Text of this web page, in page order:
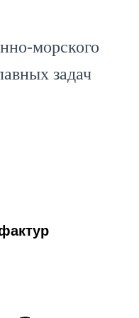
морского
задач